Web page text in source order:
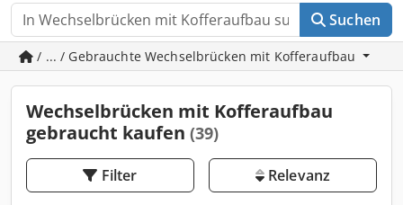
Suchen
/ ... / Gebrauchte Wechselbrücken mit Kofferaufbau
Wechselbrücken mit Kofferaufbau
gebraucht kaufen (39)
Filter Relevanz